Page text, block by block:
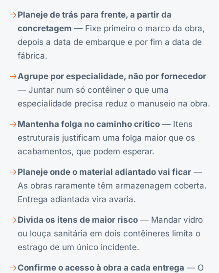
Planeje de trás para frente, a partir da
concretagem — Fixe primeiro o marco da obra,
depois a data de embarque e por fim a data de
fábrica.
Agrupe por especialidade, não por fornecedor
— Juntar num só contêiner o que uma
especialidade precisa reduz o manuseio na obra.
Mantenha folga no caminho crítico — Itens
estruturais justificam uma folga maior que os
acabamentos, que podem esperar.
Planeje onde o material adiantado vai ficar —
As obras raramente têm armazenagem coberta.
Entrega adiantada vira avaria.
Divida os itens de maior risco — Mandar vidro
ou louça sanitária em dois contêineres limita o
estrago de um único incidente.
Confirme o acesso à obra a cada entrega — O